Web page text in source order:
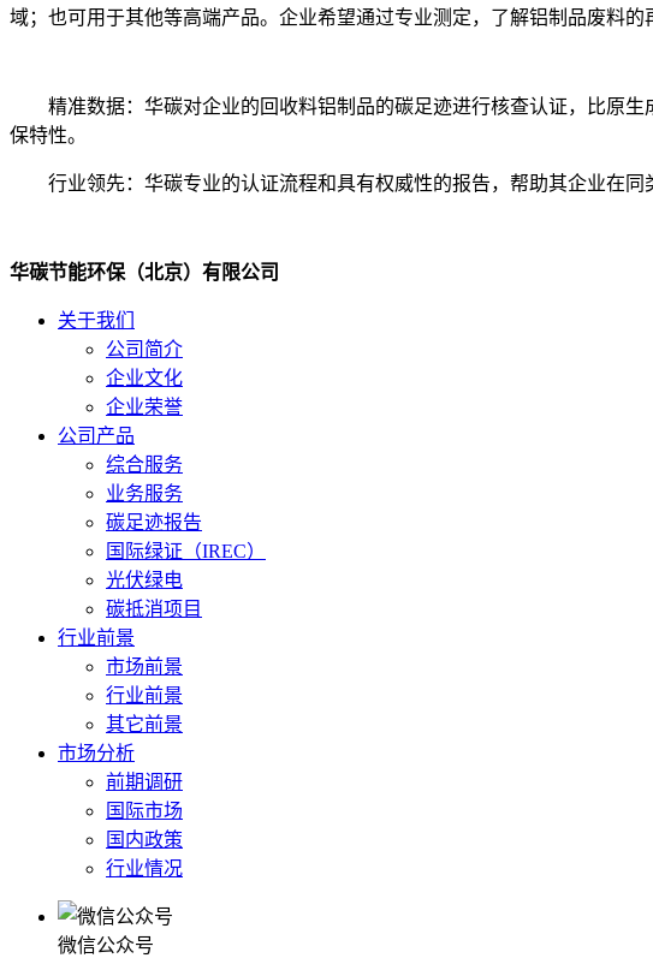
域；也可用于其他等高端产品。企业希望通过专业测定，了解铝制品废料的
精准数据：华碳对企业的回收料铝制品的碳足迹进行核查认证，比原
保特性。
行业领先：华碳专业的认证流程和具有权威性的报告，帮助其企业在
华碳节能环保（北京）有限公司
关于我们
公司简介
企业文化
企业荣誉
公司产品
综合服务
业务服务
碳足迹报告
国际绿证（IREC）
光伏绿电
碳抵消项目
行业前景
市场前景
行业前景
其它前景
市场分析
前期调研
国际市场
国内政策
行业情况
微信公众号